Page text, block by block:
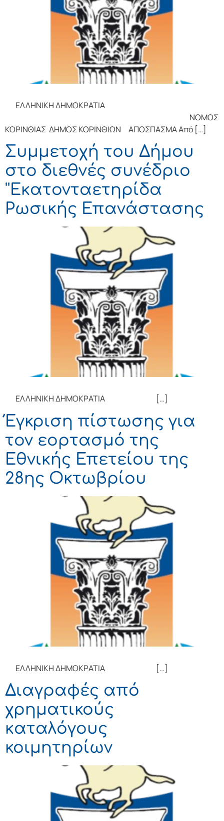
ΕΛΛΗΝΙΚΗ ΔΗΜΟΚΡΑΤΙΑ
ΝΟΜΟΣ
ΚΟΡΙΝΘΙΑΣ ΔΗΜΟΣ ΚΟΡΙΝΘΙΩΝ ΑΠΟΣΠΑΣΜΑ Από […]
Συμμετοχή του Δήμου
στο διεθνές συνέδριο
''Εκατονταετηρίδα
Ρωσικής Επανάστασης
ΕΛΛΗΝΙΚΗ ΔΗΜΟΚΡΑΤΙΑ […]
Έγκριση πίστωσης για
τον εορτασμό της
Εθνικής Επετείου της
28ης Οκτωβρίου
ΕΛΛΗΝΙΚΗ ΔΗΜΟΚΡΑΤΙΑ […]
Διαγραφές από
χρηματικούς
καταλόγους
κοιμητηρίων